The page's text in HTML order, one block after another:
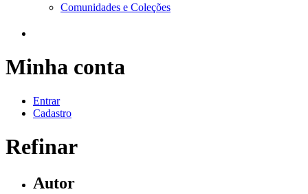
Comunidades e Coleções
Minha conta
Entrar
Cadastro
Refinar
Autor